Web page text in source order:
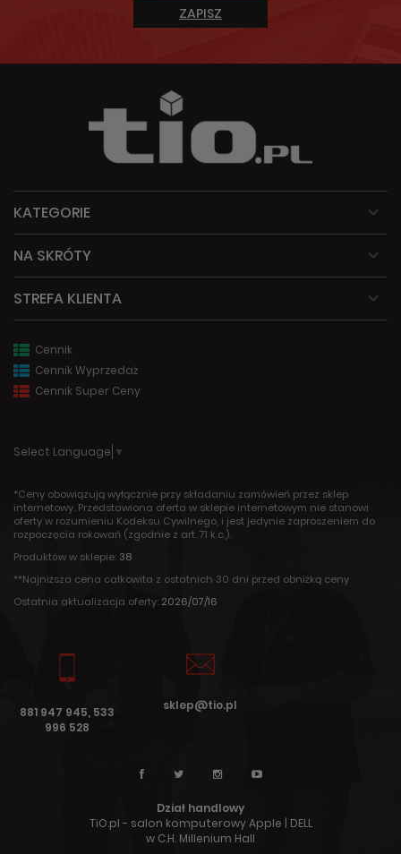
ZAPISZ
KATEGORIE
NA SKRÓTY
STREFA KLIENTA
Cennik
Cennik Wyprzedaż
Cennik Super Ceny
Select Language ▼
*Ceny obowiązują wyłącznie przy składaniu zamówień przez sklep
internetowy. Przedstawiona oferta w sklepie internetowym nie stanowi
oferty w rozumieniu Kodeksu Cywilnego, i jest jedynie zaproszeniem do
rozpoczęcia rokowań (zgodnie z art. 71 k.c.).
Produktów w sklepie: 38
**Najniższa cena całkowita z ostatnich 30 dni przed obniżką ceny
Ostatnia aktualizacja oferty: 2026/07/16
881 947 945, 533
996 528
sklep@tio.pl
Dział handlowy
TiO.pl - salon komputerowy Apple | DELL
w C.H. Millenium Hall